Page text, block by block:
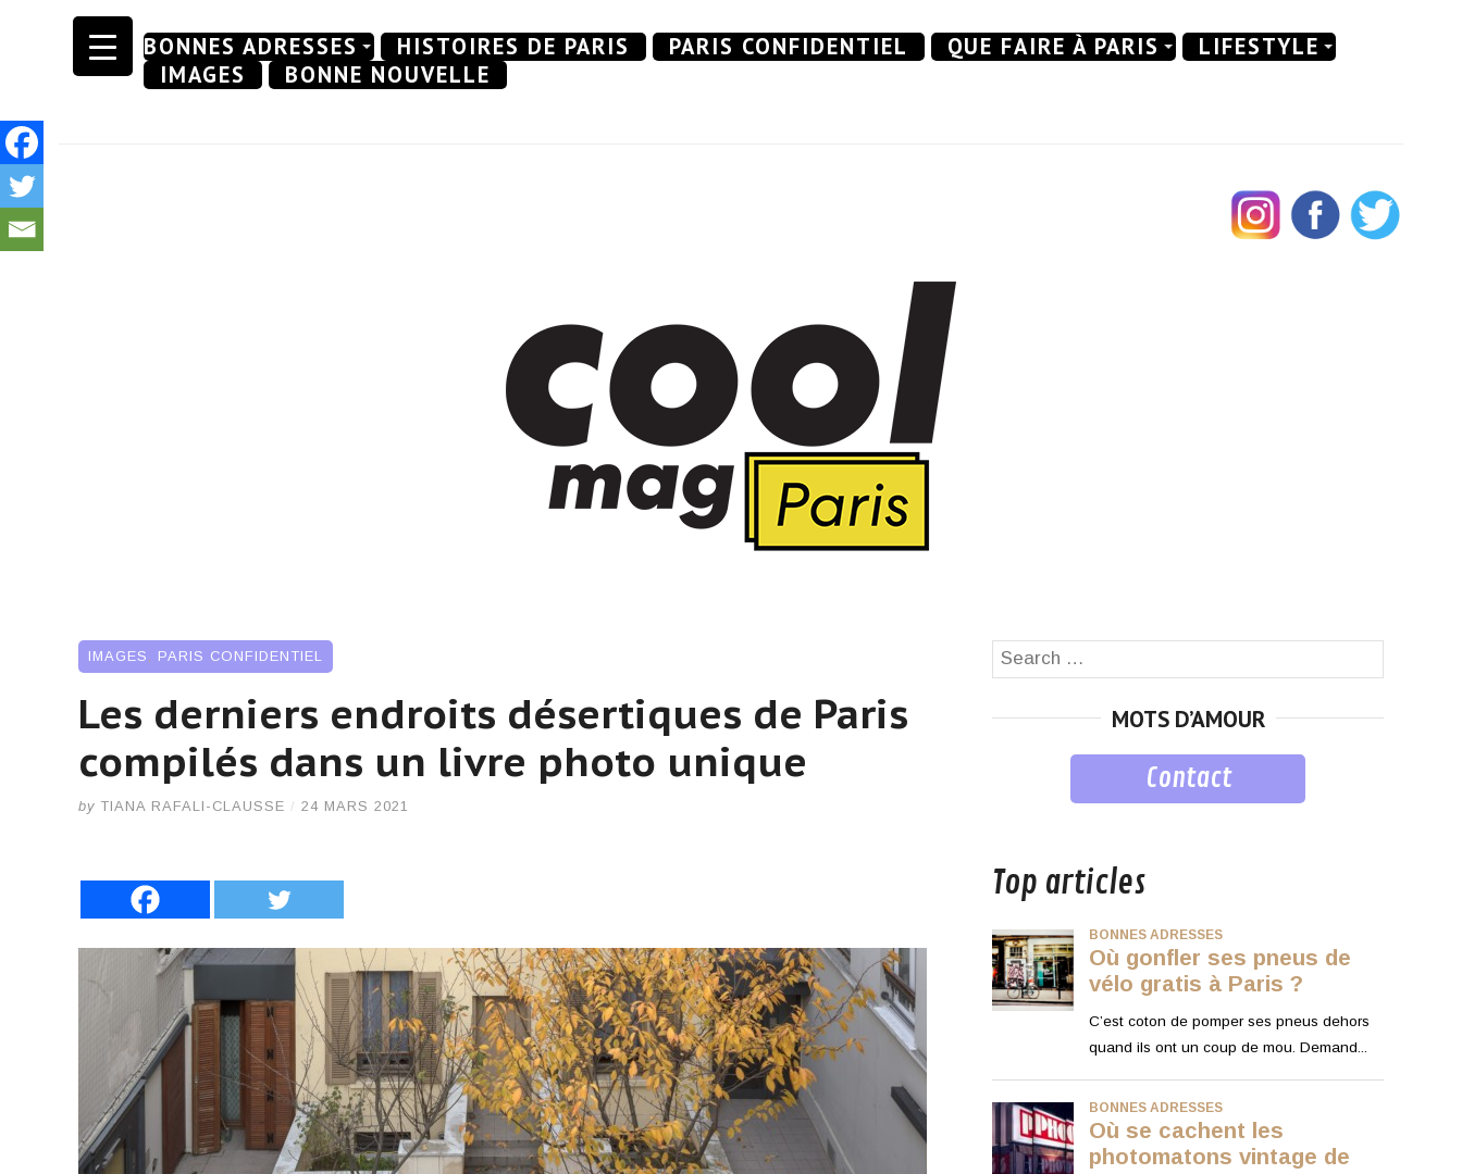
Skip
BONNES ADRESSES HISTOIRES DE PARIS PARIS CONFIDENTIEL QUE FAIRE À PARIS
LIFESTYLE
IMAGES
BONNE NOUVELLE
IMAGES PARIS CONFIDENTIEL
Les derniers endroits désertiques de Paris
compilés dans un livre photo unique
by TIANA RAFALI-CLAUSSE / 24 MARS 2021
Search
MOTS D’AMOUR
Contact
Top articles